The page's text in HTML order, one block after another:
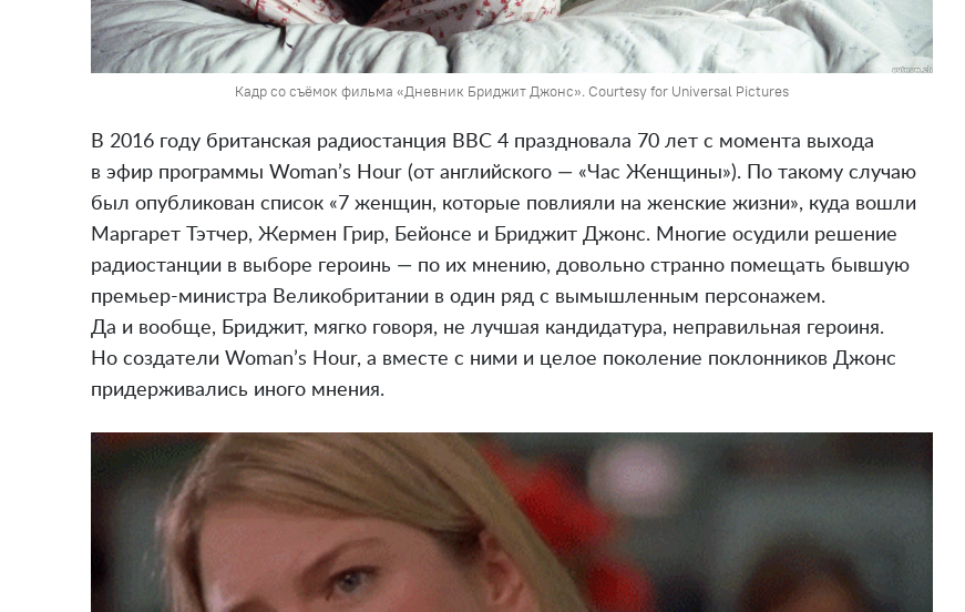
Кадр со съёмок фильма «Дневник Бриджит Джонс». Courtesy for Universal Pictures
В 2016 году британская радиостанция BBC 4 праздновала 70 лет с момента выхода
в эфир программы Woman’s Hour (от английского — «Час Женщины»). По такому случаю
был опубликован список «7 женщин, которые повлияли на женские жизни», куда вошли
Маргарет Тэтчер, Жермен Грир, Бейонсе и Бриджит Джонс. Многие осудили решение
радиостанции в выборе героинь — по их мнению, довольно странно помещать бывшую
премьер-министра Великобритании в один ряд с вымышленным персонажем.
Да и вообще, Бриджит, мягко говоря, не лучшая кандидатура, неправильная героиня.
Но создатели Woman’s Hour, а вместе с ними и целое поколение поклонников Джонс
придерживались иного мнения.